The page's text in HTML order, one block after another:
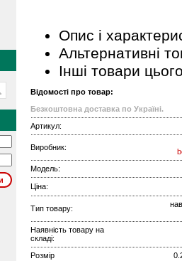
Опис і
Альтернативні
Інші товари
Відомості про товар:
Безкоштовна доставка по Україні.
Артикул:
Виробник:
Модель:
Ціна:
Тип товару:
Наявність товару на
складі:
Розмір